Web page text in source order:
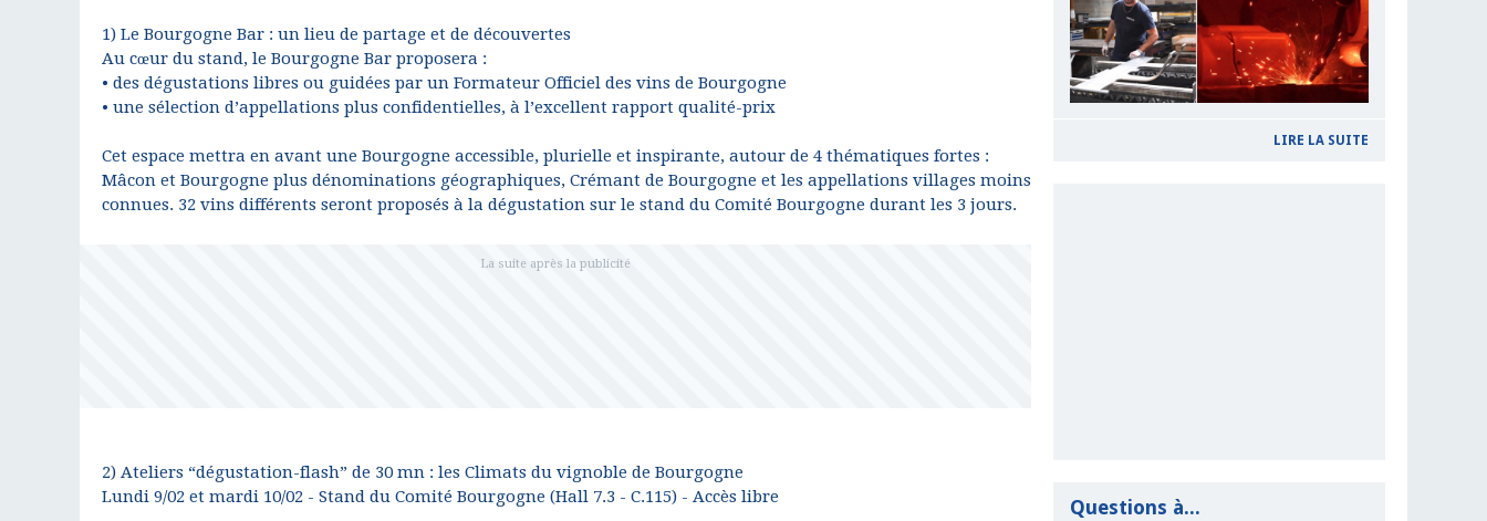
1) Le Bourgogne Bar : un lieu de partage et de découvertes
Au cœur du stand, le Bourgogne Bar proposera :
• des dégustations libres ou guidées par un Formateur Officiel des vins de Bourgogne
• une sélection d’appellations plus confidentielles, à l’excellent rapport qualité-prix
Cet espace mettra en avant une Bourgogne accessible, plurielle et inspirante, autour de 4 thématiques fortes :
Mâcon et Bourgogne plus dénominations géographiques, Crémant de Bourgogne et les appellations villages moins
connues. 32 vins différents seront proposés à la dégustation sur le stand du Comité Bourgogne durant les 3 jours.
2) Ateliers “dégustation-flash” de 30 mn : les Climats du vignoble de Bourgogne
Lundi 9/02 et mardi 10/02 - Stand du Comité Bourgogne (Hall 7.3 - C.115) - Accès libre
LIRE LA SUITE
Questions à...